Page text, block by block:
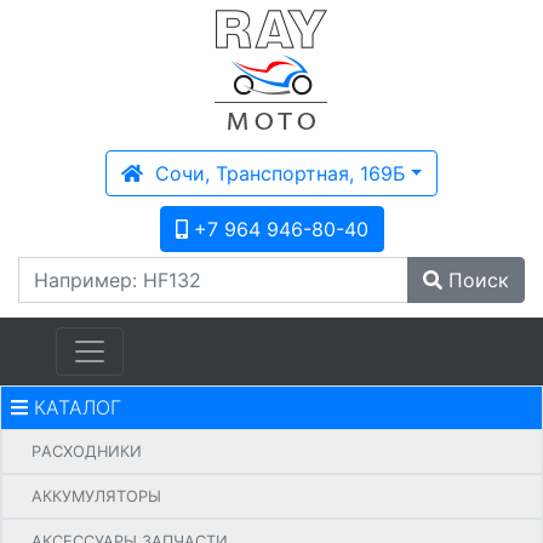
Сочи, Транспортная, 169Б
+7 964 946-80-40
Поиск
КАТАЛОГ
PАСХОДНИКИ
АККУМУЛЯТОРЫ